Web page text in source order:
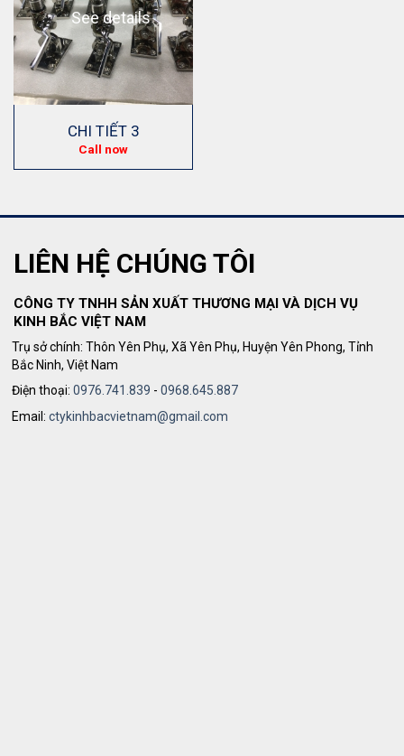
See details
CHI TIẾT 3
Call now
LIÊN HỆ CHÚNG TÔI
CÔNG TY TNHH SẢN XUẤT THƯƠNG MẠI VÀ DỊCH VỤ
KINH BẮC VIỆT NAM
Trụ sở chính: Thôn Yên Phụ, Xã Yên Phụ, Huyện Yên Phong, Tỉnh
Bắc Ninh, Việt Nam
Điện thoại:0976.741.839 -0968.645.887
Email:ctykinhbacvietnam@gmail.com